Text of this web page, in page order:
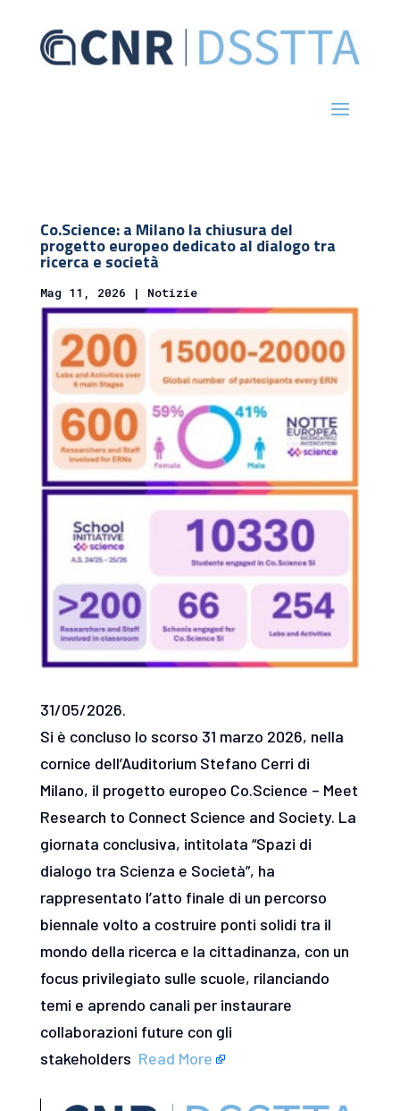
Co.Science: a Milano la chiusura del
progetto europeo dedicato al dialogo tra
ricerca e società
Mag 11, 2026 | Notizie
31/05/2026.
Si è concluso lo scorso 31 marzo 2026, nella
cornice dell’Auditorium Stefano Cerri di
Milano, il progetto europeo Co.Science – Meet
Research to Connect Science and Society. La
giornata conclusiva, intitolata “Spazi di
dialogo tra Scienza e Società”, ha
rappresentato l’atto finale di un percorso
biennale volto a costruire ponti solidi tra il
mondo della ricerca e la cittadinanza, con un
focus privilegiato sulle scuole, rilanciando
temi e aprendo canali per instaurare
collaborazioni future con gli
stakeholders Read More